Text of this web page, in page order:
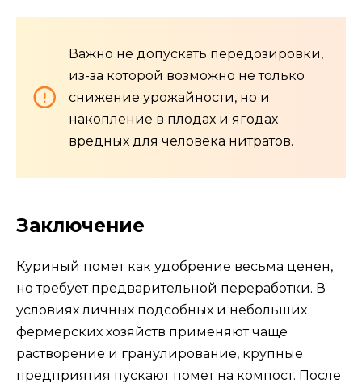
Важно не допускать передозировки,
из-за которой возможно не только
снижение урожайности, но и
накопление в плодах и ягодах
вредных для человека нитратов.
Заключение
Куриный помет как удобрение весьма ценен,
но требует предварительной переработки. В
условиях личных подсобных и небольших
фермерских хозяйств применяют чаще
растворение и гранулирование, крупные
предприятия пускают помет на компост. После